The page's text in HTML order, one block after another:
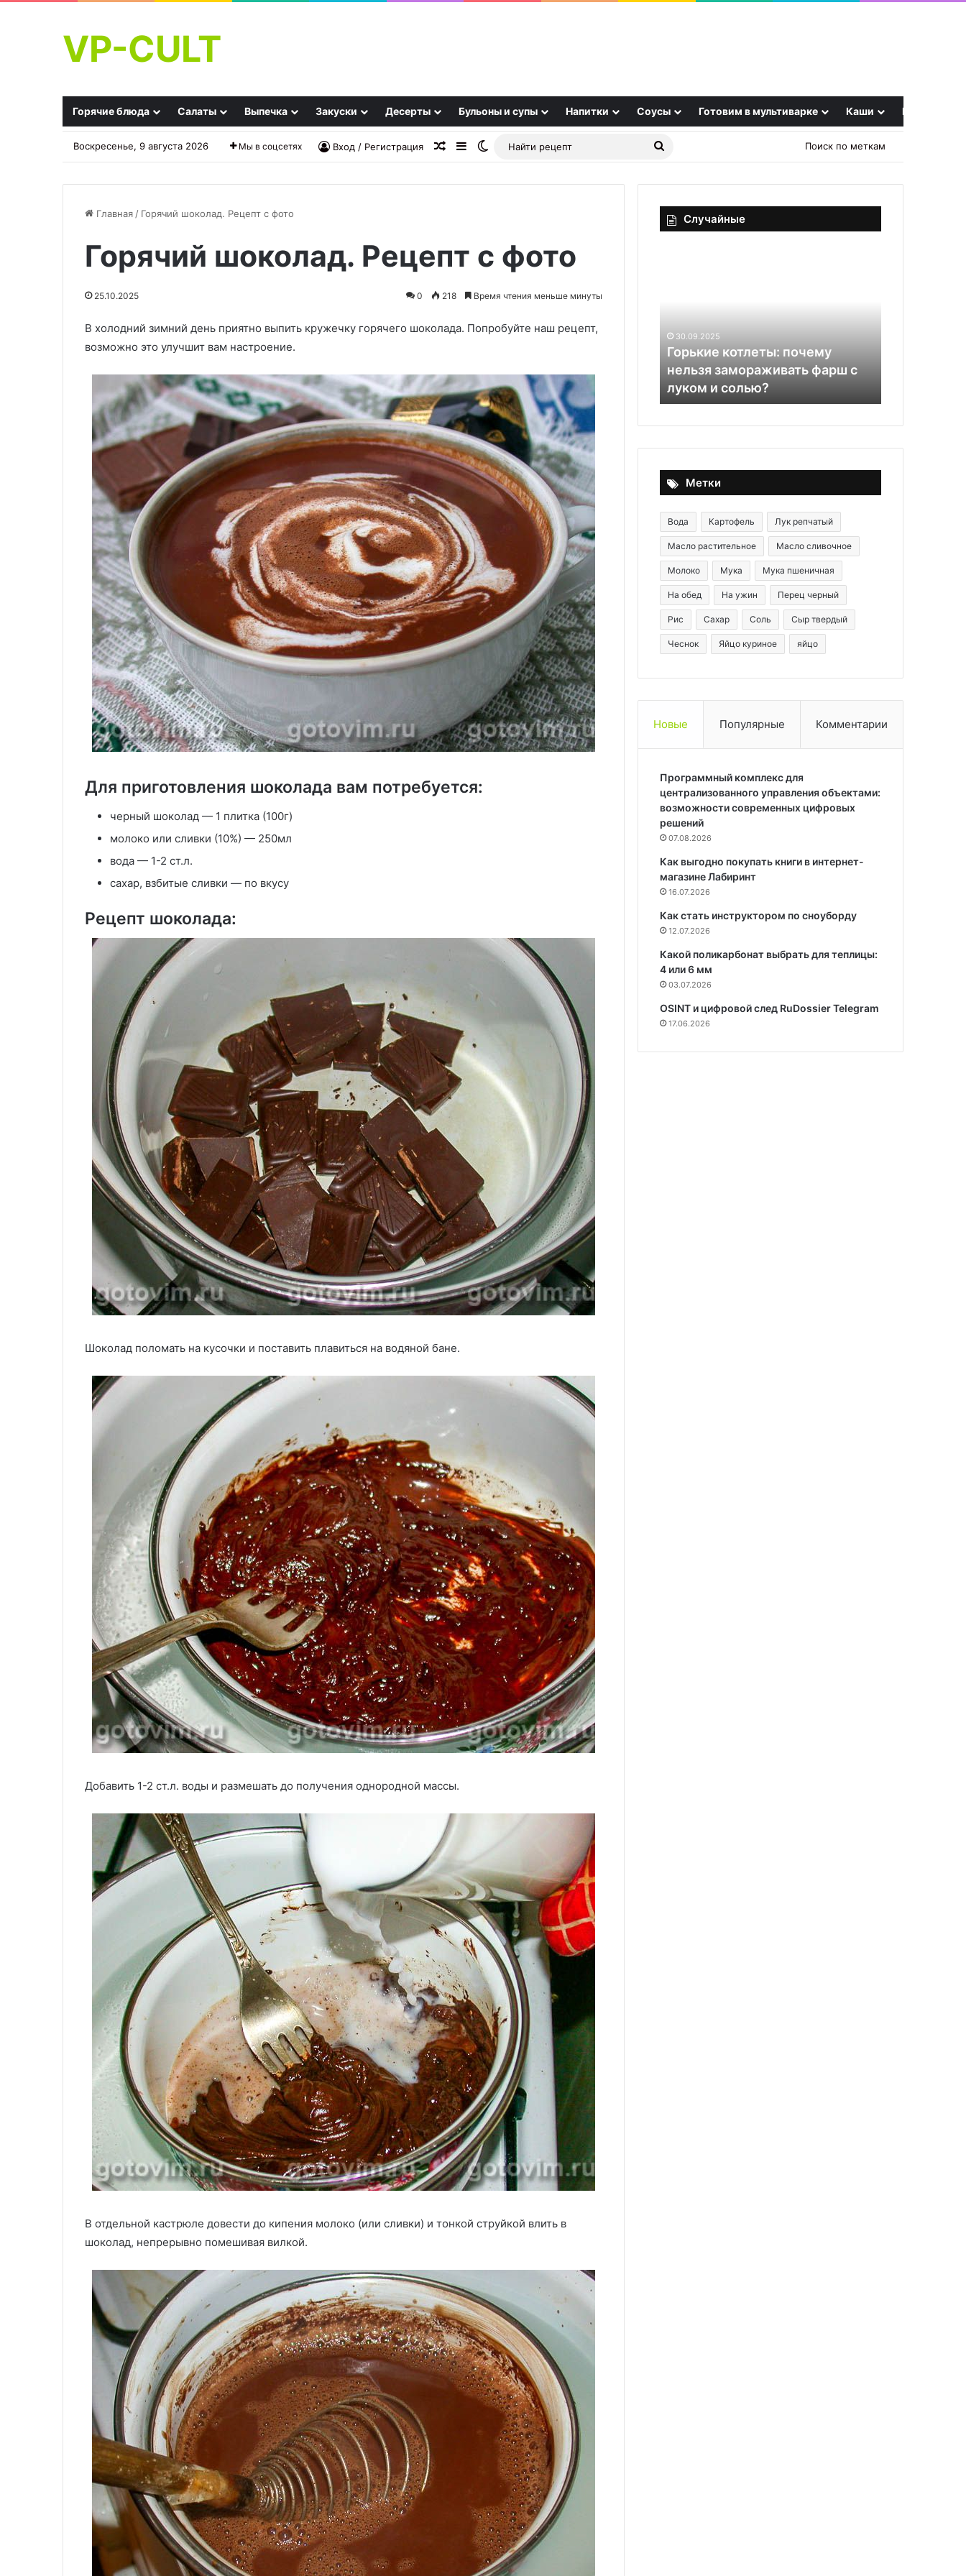
VP-CULT
Горячие блюда Салаты Выпечка Закуски Десерты Бульоны и супы Напитки Соусы Готовим в мультиварке Каши Еще
Воскресенье, 9 августа 2026 Мы в соцсетях Вход / Регистрация Случайная статья
SidebarSwitch skin
Найти
Поиск по меткам
Главная / Горячий шоколад. Рецепт с фото
Горячий шоколад. Рецепт с фото
25.10.2025 0 218 Время чтения меньше минуты
В холодний зимний день приятно выпить кружечку горячего шоколада. Попробуйте наш рецепт,
возможно это улучшит вам настроение.
Для приготовления шоколада вам потребуется:
черный шоколад — 1 плитка (100г)
молоко или сливки (10%) — 250мл
вода — 1-2 ст.л.
сахар, взбитые сливки — по вкусу
Рецепт шоколада:
Шоколад поломать на кусочки и поставить плавиться на водяной бане.
Добавить 1-2 ст.л. воды и размешать до получения однородной массы.
В отдельной кастрюле довести до кипения молоко (или сливки) и тонкой струйкой влить в
шоколад, непрерывно помешивая вилкой.
Случайные
Соус «Песто» классический
«Замечательные!»:
фаршированные
мяса
—
вариант
с
креветками
для
гурманов
«Замечательные!»:
фаршированные перцы, но без
креветками для гурманов
Норвежский
соус
семге
29.05.2020
Норвежский соус к семге
луком
солью?
30.09.2025
Горькие котлеты: почему
нельзя замораживать фарш с
луком и солью?
эксперт
необычном
Метки
Вода Картофель Лук репчатый
Масло растительное Масло сливочное
Молоко Мука Мука пшеничная
На обед На ужин Перец черный
Рис Сахар Соль Сыр твердый
Чеснок Яйцо куриное яйцо
Новые Популярные Комментарии
Программный комплекс для
централизованного управления объектами:
возможности современных цифровых
решений
07.08.2026
Как выгодно покупать книги в интернет-
магазине Лабиринт
16.07.2026
Как стать инструктором по сноуборду
12.07.2026
Какой поликарбонат выбрать для теплицы:
4 или 6 мм
03.07.2026
OSINT и цифровой след RuDossier Telegram
17.06.2026